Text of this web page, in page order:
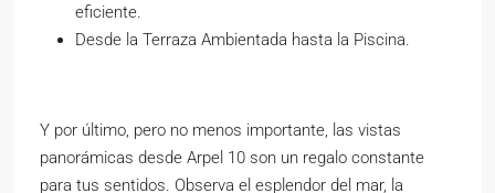
eficiente.
Desde la Terraza Ambientada hasta la Piscina.
Y por último, pero no menos importante, las vistas
panorámicas desde Arpel 10 son un regalo constante
para tus sentidos. Observa el esplendor del mar, la